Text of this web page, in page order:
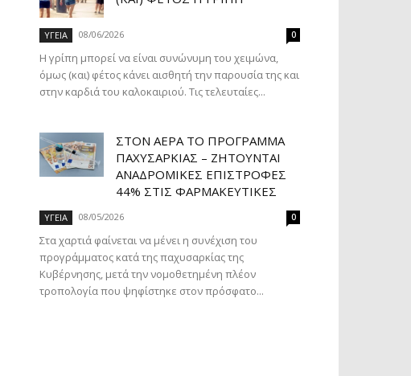
ΥΓΕΙΑ 08/06/2026 0
Η γρίπη μπορεί να είναι συνώνυμη του χειμώνα,
όμως (και) φέτος κάνει αισθητή την παρουσία της και
στην καρδιά του καλοκαιριού. Τις τελευταίες...
ΣΤΟΝ ΑΈΡΑ ΤΟ ΠΡΌΓΡΑΜΜΑ
ΠΑΧΥΣΑΡΚΊΑΣ – ΖΗΤΟΎΝΤΑΙ
ΑΝΑΔΡΟΜΙΚΈΣ ΕΠΙΣΤΡΟΦΈΣ
44% ΣΤΙΣ ΦΑΡΜΑΚΕΥΤΙΚΈΣ
ΥΓΕΙΑ 08/05/2026 0
Στα χαρτιά φαίνεται να μένει η συνέχιση του
προγράμματος κατά της παχυσαρκίας της
Κυβέρνησης, μετά την νομοθετημένη πλέον
τροπολογία που ψηφίστηκε στον πρόσφατο...